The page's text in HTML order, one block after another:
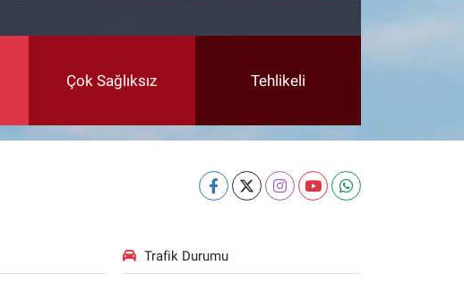
Çok Sağlıksız Tehlikeli
Trafik Durumu